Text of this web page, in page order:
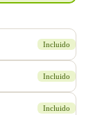
Incluido
Incluido
Incluido